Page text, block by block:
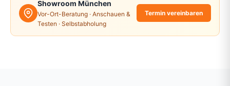
Showroom München
Vor-Ort-Beratung · Anschauen &
Testen · Selbstabholung
Termin vereinbaren